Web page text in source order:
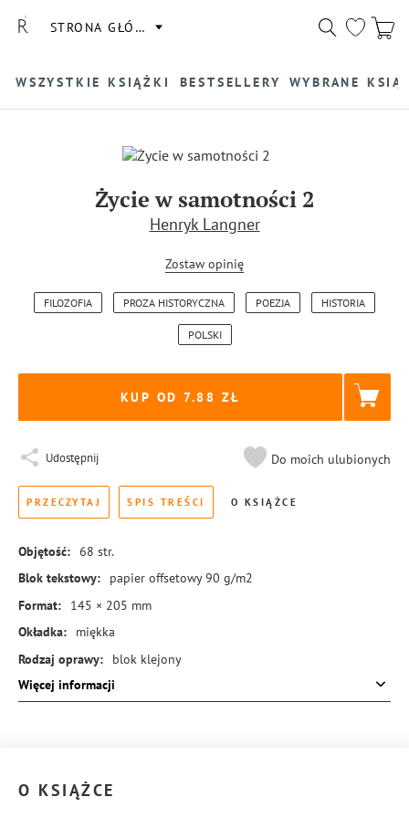
STRONA GŁÓWNA
WSZYSTKIE KSIĄŻKI BESTSELLERY WYBRANE
Życie w samotności 2
Henryk Langner
Zostaw opinię
FILOZOFIA PROZA HISTORYCZNA POEZJA HISTORIA
POLSKI
KUP OD 7.88
Udostępnij Do moich ulubionych
PRZECZYTAJ SPIS TREŚCI O KSIĄŻCE
Objętość: 68 str.
Blok tekstowy:
papier offsetowy 90 g/m2
Format:
145 × 205 mm
Okładka:
miękka
Rodzaj oprawy:
blok klejony
ISBN:
978-83-8455-057-1
Więcej informacji
O KSIĄŻCE